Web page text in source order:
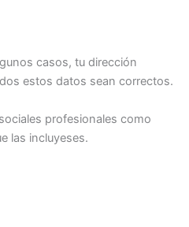
casos, tu dirección
estos datos sean correctos.
profesionales como
las incluyeses.